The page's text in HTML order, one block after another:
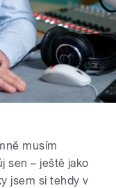
musím
sen – ještě jako
jsem si tehdy v